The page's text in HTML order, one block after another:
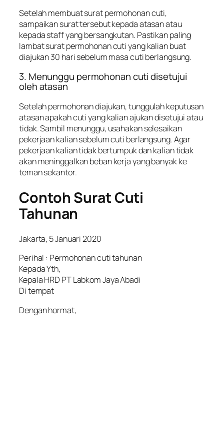
Setelah membuat surat permohonan cuti,
sampaikan surat tersebut kepada atasan atau
kepada staff yang bersangkutan. Pastikan paling
lambat surat permohonan cuti yang kalian buat
diajukan 30 hari sebelum masa cuti berlangsung.
3. Menunggu permohonan cuti disetujui
oleh atasan
Setelah permohonan diajukan, tunggulah keputusan
atasan apakah cuti yang kalian ajukan disetujui atau
tidak. Sambil menunggu, usahakan selesaikan
pekerjaan kalian sebelum cuti berlangsung. Agar
pekerjaan kalian tidak bertumpuk dan kalian tidak
akan meninggalkan beban kerja yang banyak ke
teman sekantor.
Contoh Surat Cuti
Tahunan
Jakarta, 5 Januari 2020
Perihal : Permohonan cuti tahunan
Kepada Yth,
Kepala HRD PT Labkom Jaya Abadi
Di tempat
Dengan hormat,